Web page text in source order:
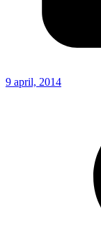
9 april, 2014